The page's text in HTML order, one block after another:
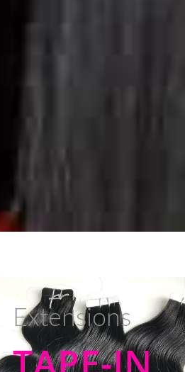
Extensions